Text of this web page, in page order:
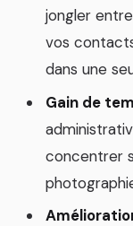
jongler
vos
dans une
Gain de
concentrer